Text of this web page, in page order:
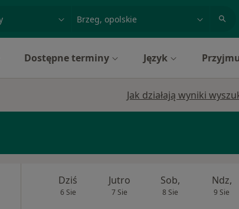
Dostępne terminy Język
Jak działają wyniki
Dziś
6 Sie
Jutro
7 Sie
Sob,
8 Sie
Ndz,
9 Sie